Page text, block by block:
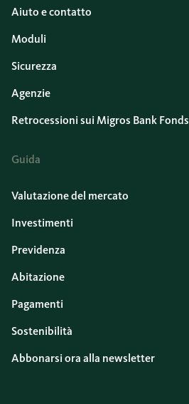
Aiuto e contatto
Moduli
Sicurezza
Agenzie
Retrocessioni sui Migros Bank Fonds
Guida
Valutazione del mercato
Investimenti
Previdenza
Abitazione
Pagamenti
Sostenibilità
Abbonarsi ora alla newsletter